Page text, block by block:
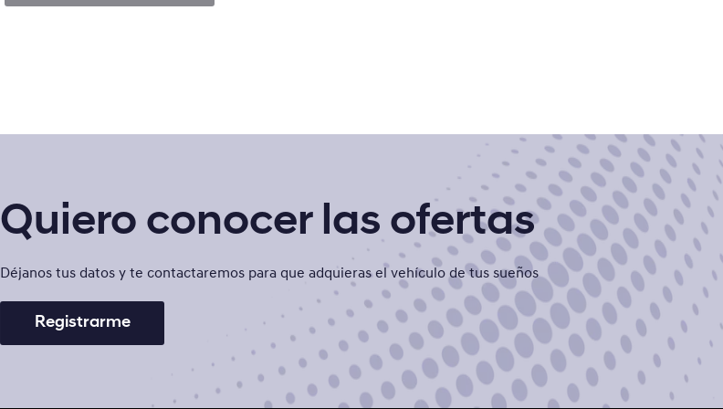
Quiero conocer las ofertas
Déjanos tus datos y te contactaremos para que adquieras el vehículo de tus sueños
Registrarme